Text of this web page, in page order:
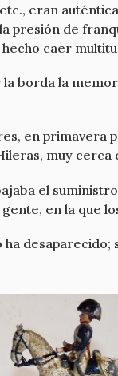
eran
presión de
caer
borda la
en primavera
muy cerca
el
en la que